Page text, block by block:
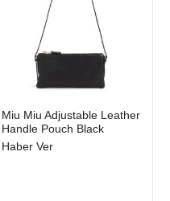
Stokta yok
Miu Miu Adjustable Leather
Handle Pouch Black
Haber Ver